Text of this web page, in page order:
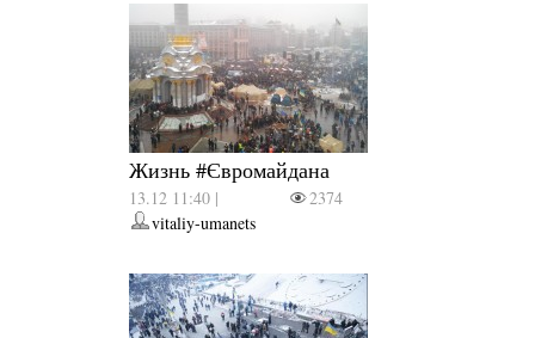
Жизнь #Євромайдана
13.12 11:40 |
2374
vitaliy-umanets